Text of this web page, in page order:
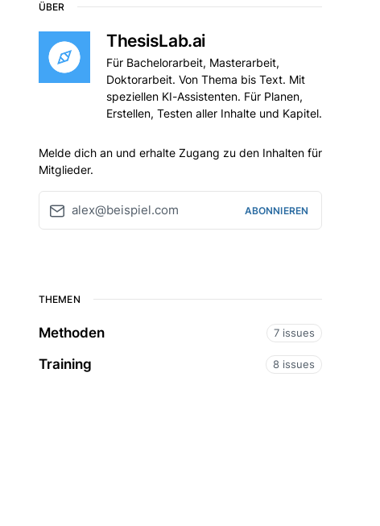
ÜBER
ThesisLab.ai
Für Bachelorarbeit, Masterarbeit,
Doktorarbeit. Von Thema bis Text. Mit
speziellen KI-Assistenten. Für Planen,
Erstellen, Testen aller Inhalte und Kapitel.
Melde dich an und erhalte Zugang zu den Inhalten für
Mitglieder.
alex@beispiel.com ABONNIEREN
THEMEN
Methoden 7 issues
Training 8 issues